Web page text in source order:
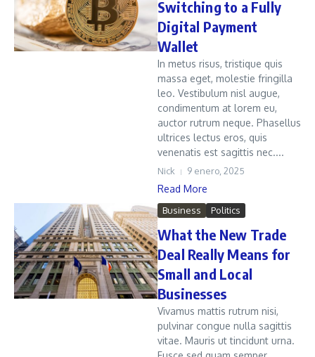
Switching to a Fully
Digital Payment
Wallet
In metus risus, tristique quis
massa eget, molestie fringilla
leo. Vestibulum nisl augue,
condimentum at lorem eu,
auctor rutrum neque. Phasellus
ultrices lectus eros, quis
venenatis est sagittis nec....
Nick 9 enero, 2025
Read More
Business Politics
What the New Trade
Deal Really Means for
Small and Local
Businesses
Vivamus mattis rutrum nisi,
pulvinar congue nulla sagittis
vitae. Mauris ut tincidunt urna.